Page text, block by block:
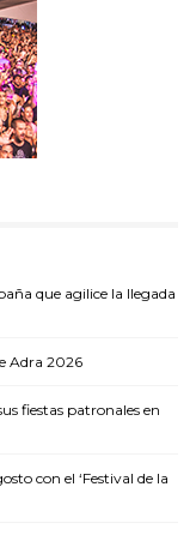
que agilice la llegada
Adra 2026
fiestas patronales en
con el ‘Festival de la